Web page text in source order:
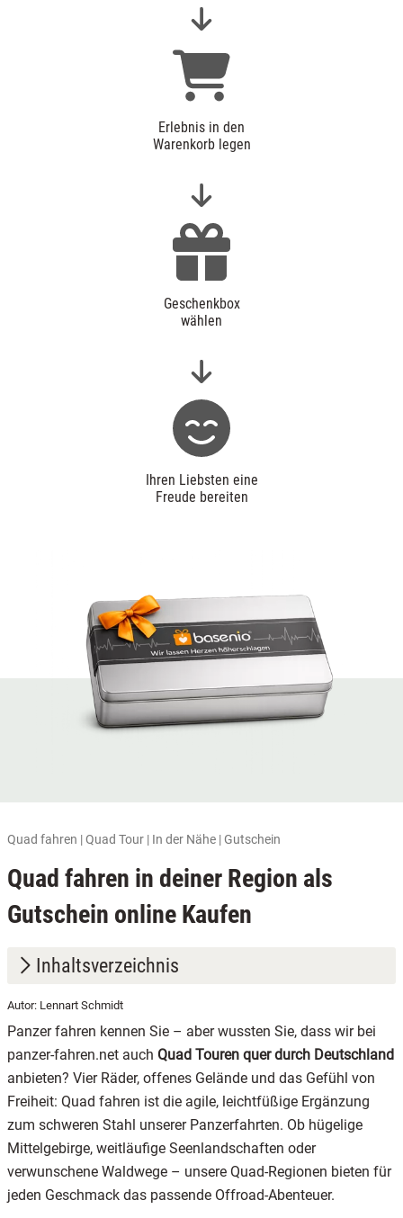
Erlebnis in den
Warenkorb legen
Geschenkbox
wählen
Ihren Liebsten eine
Freude bereiten
Quad fahren | Quad Tour | In der Nähe | Gutschein
Quad fahren in deiner Region als
Gutschein online Kaufen
Inhaltsverzeichnis
1. Unsere Quad-Regionen im Überblick
Autor: Lennart Schmidt
Panzer fahren kennen Sie – aber wussten Sie, dass wir bei
panzer-fahren.net auch Quad Touren quer durch Deutschland
anbieten? Vier Räder, offenes Gelände und das Gefühl von
Freiheit: Quad fahren ist die agile, leichtfüßige Ergänzung
zum schweren Stahl unserer Panzerfahrten. Ob hügelige
Mittelgebirge, weitläufige Seenlandschaften oder
verwunschene Waldwege – unsere Quad-Regionen bieten für
jeden Geschmack das passende Offroad-Abenteuer.